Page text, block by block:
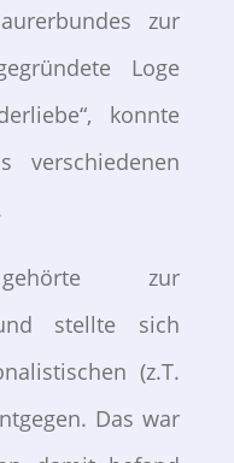
zur
Loge
konnte
verschiedenen
zur
stellte sich
(z.T.
Das war